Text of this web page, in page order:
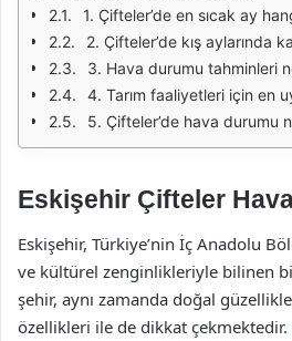
1. Çifteler’de en sıcak ay
2. Çifteler’de kış aylarında kar
3. Hava durumu tahminleri
4. Tarım faaliyetleri için en
5. Çifteler’de hava durumu
Eskişehir Çifteler
Eskişehir, Türkiye’nin İç Anadolu
ve kültürel zenginlikleriyle bilinen
şehir, aynı zamanda doğal
özellikleri ile de dikkat çekmektedir.